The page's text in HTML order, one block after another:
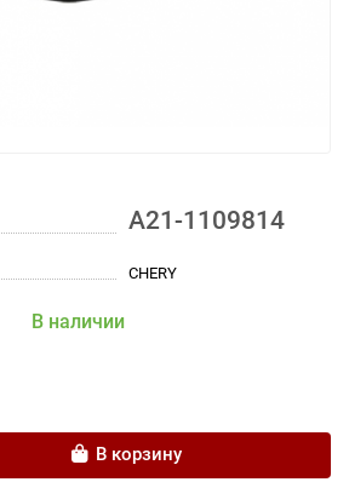
A21-1109814
CHERY
В наличии
В корзину